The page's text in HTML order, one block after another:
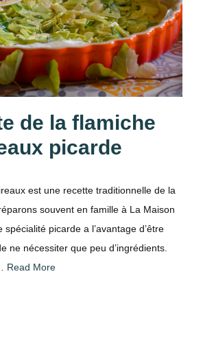
de la flamiche
picarde
est une recette traditionnelle de la
souvent en famille à La Maison
spécialité picarde a l’avantage d’être
ne nécessiter que peu d’ingrédients.
Read More